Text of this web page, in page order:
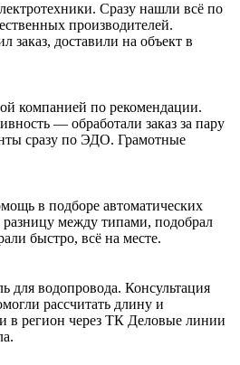
Сразу нашли всё по
производителей.
доставили на объект в
компанией по рекомендации.
— обработали заказ за пару
сразу по ЭДО. Грамотные
в подборе автоматических
между типами, подобрал
быстро, всё на месте.
для водопровода. Консультация
рассчитать длину и
в регион через ТК Деловые линии